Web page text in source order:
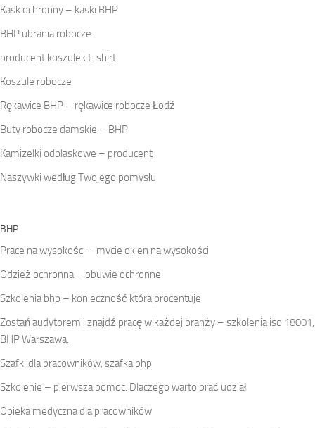
Kask ochronny – kaski BHP
BHP ubrania robocze
producent koszulek t-shirt
Koszule robocze
Rękawice BHP – rękawice robocze Łodź
Buty robocze damskie – BHP
Kamizelki odblaskowe – producent
Naszywki według Twojego pomysłu
BHP
Prace na wysokości – mycie okien na wysokości
Odzież ochronna – obuwie ochronne
Szkolenia bhp – konieczność która procentuje
Zostań audytorem i znajdź pracę w każdej branży – szkolenia iso 18001,
BHP Warszawa.
Szafki dla pracowników, szafka bhp
Szkolenie – pierwsza pomoc. Dlaczego warto brać udział.
Opieka medyczna dla pracowników